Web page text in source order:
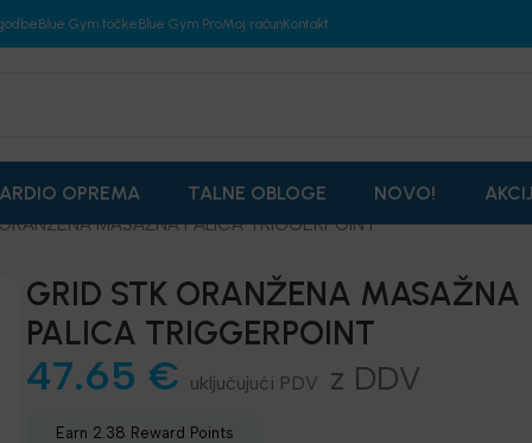
Blue Gym točkeBlue Gym ProMoj računKontakt
OPREMA TALNE OBLOGE NOVO!
MASAŽNA PALICA TRIGGERPOINT
GRID STK ORANŽENA MASAŽNA
PALICA TRIGGERPOINT
47.65 € z DDV
Earn 2.38 Reward Points